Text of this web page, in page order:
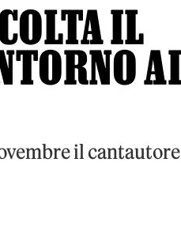
IL
il cantautore